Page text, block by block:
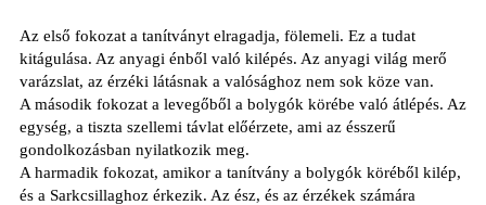
Az első fokozat a tanítványt elragadja, fölemeli. Ez a tudat
kitágulása. Az anyagi énből való kilépés. Az anyagi világ merő
varázslat, az érzéki látásnak a valósághoz nem sok köze van.
A második fokozat a levegőből a bolygók körébe való átlépés. Az
egység, a tiszta szellemi távlat előérzete, ami az ésszerű
gondolkozásban nyilatkozik meg.
A harmadik fokozat, amikor a tanítvány a bolygók köréből kilép,
és a Sarkcsillaghoz érkezik. Az ész, és az érzékek számára